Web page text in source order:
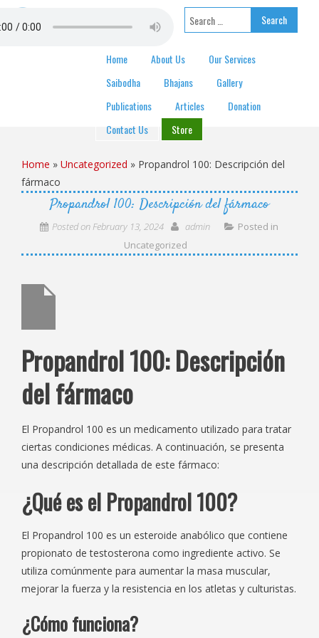
Skip to content Search for:
Home About Us
Our Services
Saibodha
Bhajans
Gallery
Publications
Articles
Donation
Contact Us
Store
Home » Uncategorized » Propandrol 100: Descripción del
fármaco
Propandrol 100: Descripción del fármaco
Posted onFebruary 13, 2024 admin
Posted in
Uncategorized
Propandrol 100: Descripción
del fármaco
El Propandrol 100 es un medicamento utilizado para tratar
ciertas condiciones médicas. A continuación, se presenta
una descripción detallada de este fármaco:
¿Qué es el Propandrol 100?
El Propandrol 100 es un esteroide anabólico que contiene
propionato de testosterona como ingrediente activo. Se
utiliza comúnmente para aumentar la masa muscular,
mejorar la fuerza y ​​la resistencia en los atletas y culturistas.
¿Cómo funciona?